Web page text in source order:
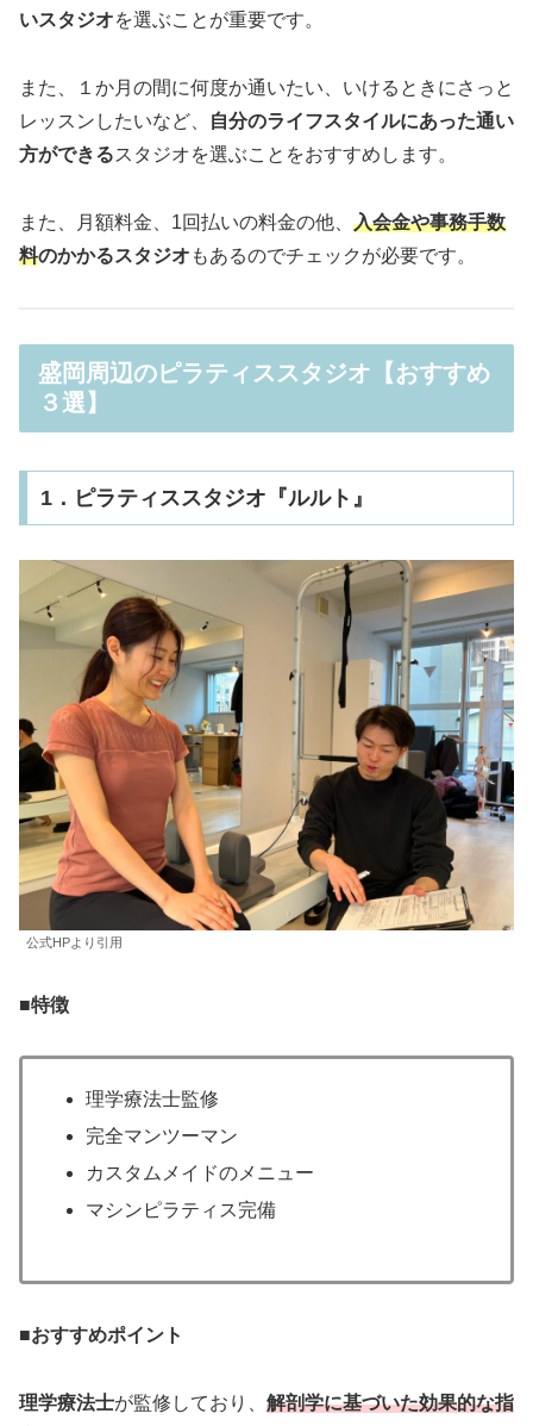
いスタジオを選ぶことが重要です。
また、１か月の間に何度か通いたい、いけるときにさっと
レッスンしたいなど、
自分のライフスタイルにあった通い
方ができるスタジオを選ぶことをおすすめします。
また、月額料金、1回払いの料金の他、 入会金や事務手数
料のかかるスタジオ もあるのでチェックが必要です。
盛岡周辺のピラティススタジオ【おすすめ
３選】
1．ピラティススタジオ『ルルト』
公式HPより引用
■特徴
理学療法士監修
完全マンツーマン
カスタムメイドのメニュー
マシンピラティス完備
■おすすめポイント
理学療法士が監修しており、 解剖学に基づいた効果的な指